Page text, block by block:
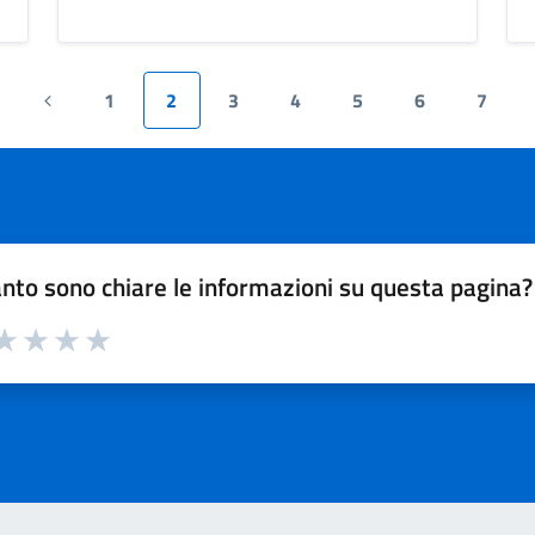
Pagina
precedente
1 2 3 4 5 6 7
sono chiare le informazioni su questa pagina?